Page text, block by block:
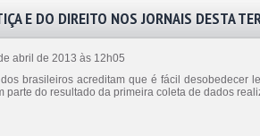
E DO DIREITO NOS JORNAIS DESTA
abril de 2013 às 12h05
brasileiros acreditam que é fácil
parte do resultado da primeira coleta de dados